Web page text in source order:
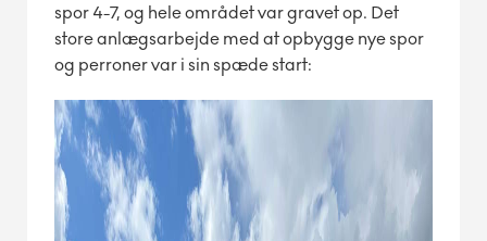
spor 4-7, og hele området var gravet op. Det
store anlægsarbejde med at opbygge nye spor
og perroner var i sin spæde start: